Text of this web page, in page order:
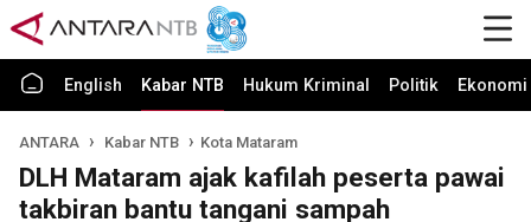
English Kabar NTB Hukum Kriminal Politik
ANTARA Kabar NTB Kota Mataram
DLH Mataram ajak kafilah peserta pawai
takbiran bantu tangani sampah